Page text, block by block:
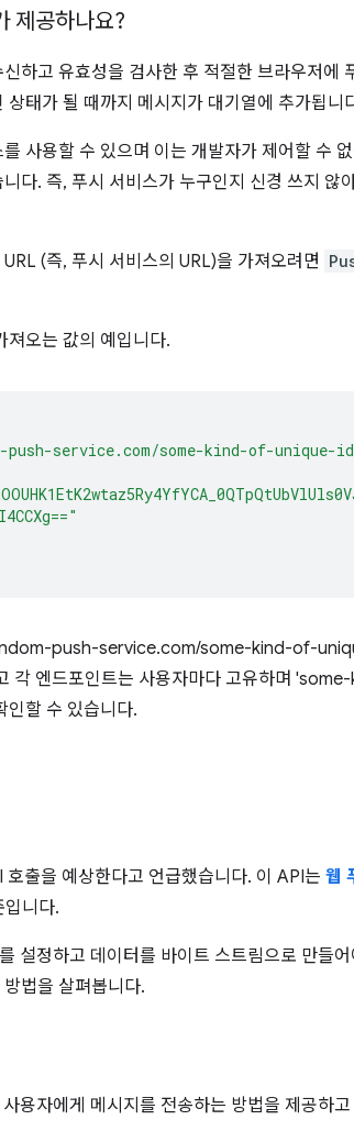
제공하나요?
하고 유효성을 검사한 후 적절한 브라우저에
태가 될 때까지 메시지가 대기열에 추가됩니
사용할 수 있으며 이는 개발자가 제어할 수
다. 즉, 푸시 서비스가 누구인지 신경 쓰지 않
(즉, 푸시 서비스의 URL)을 가져오려면
져오는 값의 예입니다.
service.com/some-kind-of-unique-
push-service.com/some-kind-of-
엔드포인트는 사용자마다 고유하며
인할 수 있습니다.
출을 예상한다고 언급했습니다. 이 API는 웹
입니다.
설정하고 데이터를 바이트 스트림으로 만들
법을 살펴봅니다.
용자에게 메시지를 전송하는 방법을 제공하